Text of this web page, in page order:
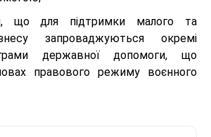
що для підтримки малого та
запроваджуються окремі
державної допомоги, що
правового режиму воєнного